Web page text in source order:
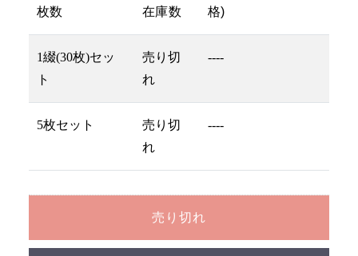
枚数 在庫数
格)
1綴(30枚)セッ
ト
売り切
れ
----
5枚セット
売り切
れ
----
売り切れ